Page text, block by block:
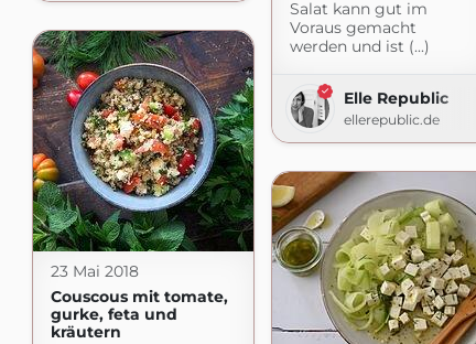
Salat kann gut im
Voraus gemacht
werden und ist (...)
Elle Republic
ellerepublic.de
23 Mai 2018
Couscous mit tomate,
gurke, feta und
kräutern